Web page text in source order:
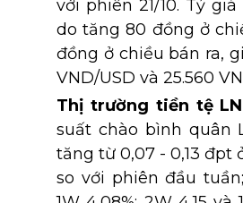
với phiên 21/10. Tỷ
do tăng 80 đồng ở
đồng ở chiều bán ra,
VND/USD và 25.560
Thị trường tiền tệ
suất chào bình quân
tăng từ 0,07 - 0,13 đpt
so với phiên đầu